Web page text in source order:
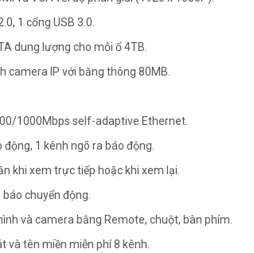
1 cổng USB 3.0.
dung lượng cho mỗi ổ 4TB.
camera IP với băng thông 80MB.
1000Mbps self-adaptive Ethernet.
1 kênh ngõ ra báo động.
khi xem trực tiếp hoặc khi xem lại.
chuyển động.
và camera bằng Remote, chuột, bàn phím.
và tên miền miễn phí 8 kênh.